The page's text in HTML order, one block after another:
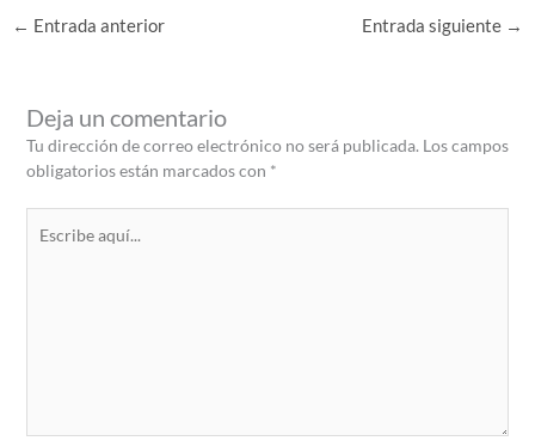
← Entrada anterior Entrada siguiente →
Deja un comentario
Tu dirección de correo electrónico no será publicada. Los campos
obligatorios están marcados con *
aquí...